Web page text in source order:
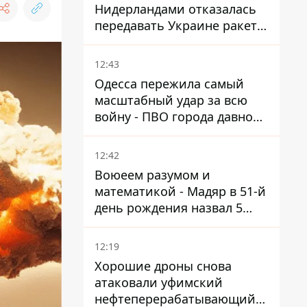
Нидерландами отказалась
передавать Украине ракеты
ПВО Patriot
12:43
Одесса пережила самый
масштабный удар за всю
войну - ПВО города давно
нуждается в усилении
12:42
Воюеем разумом и
математикой - Мадяр в 51-й
день рождения назвал 5
условий поражения РФ
12:19
Хорошие дроны снова
атаковали уфимский
нефтеперерабатывающий